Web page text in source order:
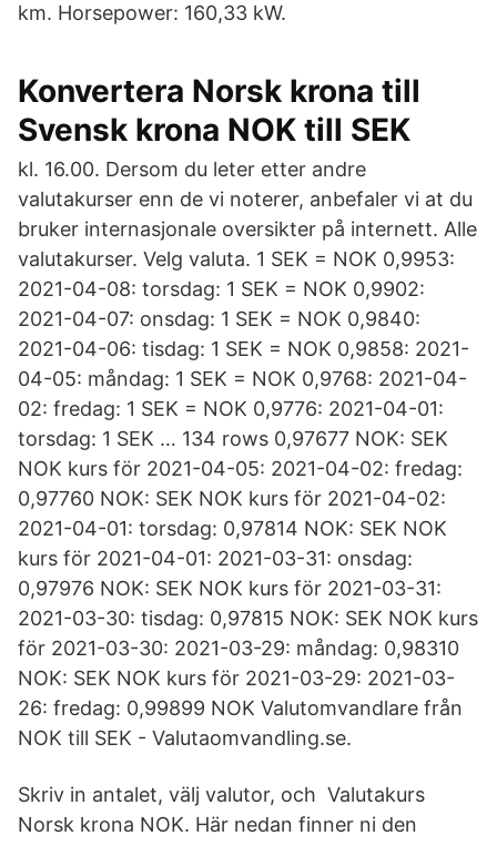
km. Horsepower: 160,33 kW.
Konvertera Norsk krona till
Svensk krona NOK till SEK
kl. 16.00. Dersom du leter etter andre
valutakurser enn de vi noterer, anbefaler vi at du
bruker internasjonale oversikter på internett. Alle
valutakurser. Velg valuta. 1 SEK = NOK 0,9953:
2021-04-08: torsdag: 1 SEK = NOK 0,9902:
2021-04-07: onsdag: 1 SEK = NOK 0,9840:
2021-04-06: tisdag: 1 SEK = NOK 0,9858: 2021-
04-05: måndag: 1 SEK = NOK 0,9768: 2021-04-
02: fredag: 1 SEK = NOK 0,9776: 2021-04-01:
torsdag: 1 SEK … 134 rows 0,97677 NOK: SEK
NOK kurs för 2021-04-05: 2021-04-02: fredag:
0,97760 NOK: SEK NOK kurs för 2021-04-02:
2021-04-01: torsdag: 0,97814 NOK: SEK NOK
kurs för 2021-04-01: 2021-03-31: onsdag:
0,97976 NOK: SEK NOK kurs för 2021-03-31:
2021-03-30: tisdag: 0,97815 NOK: SEK NOK kurs
för 2021-03-30: 2021-03-29: måndag: 0,98310
NOK: SEK NOK kurs för 2021-03-29: 2021-03-
26: fredag: 0,99899 NOK Valutomvandlare från
NOK till SEK - Valutaomvandling.se.
Skriv in antalet, välj valutor, och Valutakurs
Norsk krona NOK. Här nedan finner ni den